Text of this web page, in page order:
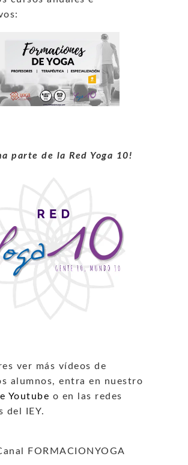
parte de la Red Yoga 10!
ver más vídeos de
alumnos, entra en nuestro
Youtube o en las redes
del IEY.
FORMACIONYOGA